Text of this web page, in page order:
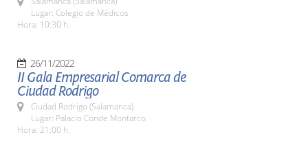
Lugar: Colegio de Médicos
Hora: 10:30 h.
26/11/2022
II Gala Empresarial Comarca de
Ciudad Rodrigo
Ciudad Rodrigo (Salamanca)
Lugar: Palacio Conde Montarco
Hora: 21:00 h.